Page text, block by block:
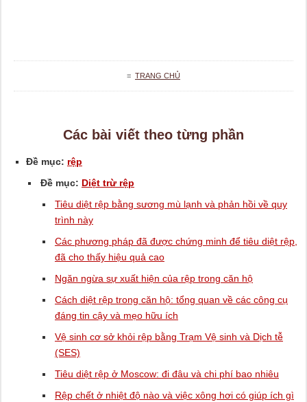
≡ TRANG CHỦ
Các bài viết theo từng phần
Đề mục: rệp
Đề mục: Diệt trừ rệp
Tiêu diệt rệp bằng sương mù lạnh và phản hồi về quy
trình này
Các phương pháp đã được chứng minh để tiêu diệt rệp,
đã cho thấy hiệu quả cao
Ngăn ngừa sự xuất hiện của rệp trong căn hộ
Cách diệt rệp trong căn hộ: tổng quan về các công cụ
đáng tin cậy và mẹo hữu ích
Vệ sinh cơ sở khỏi rệp bằng Trạm Vệ sinh và Dịch tễ
(SES)
Tiêu diệt rệp ở Moscow: đi đâu và chi phí bao nhiêu
Rệp chết ở nhiệt độ nào và việc xông hơi có giúp ích gì